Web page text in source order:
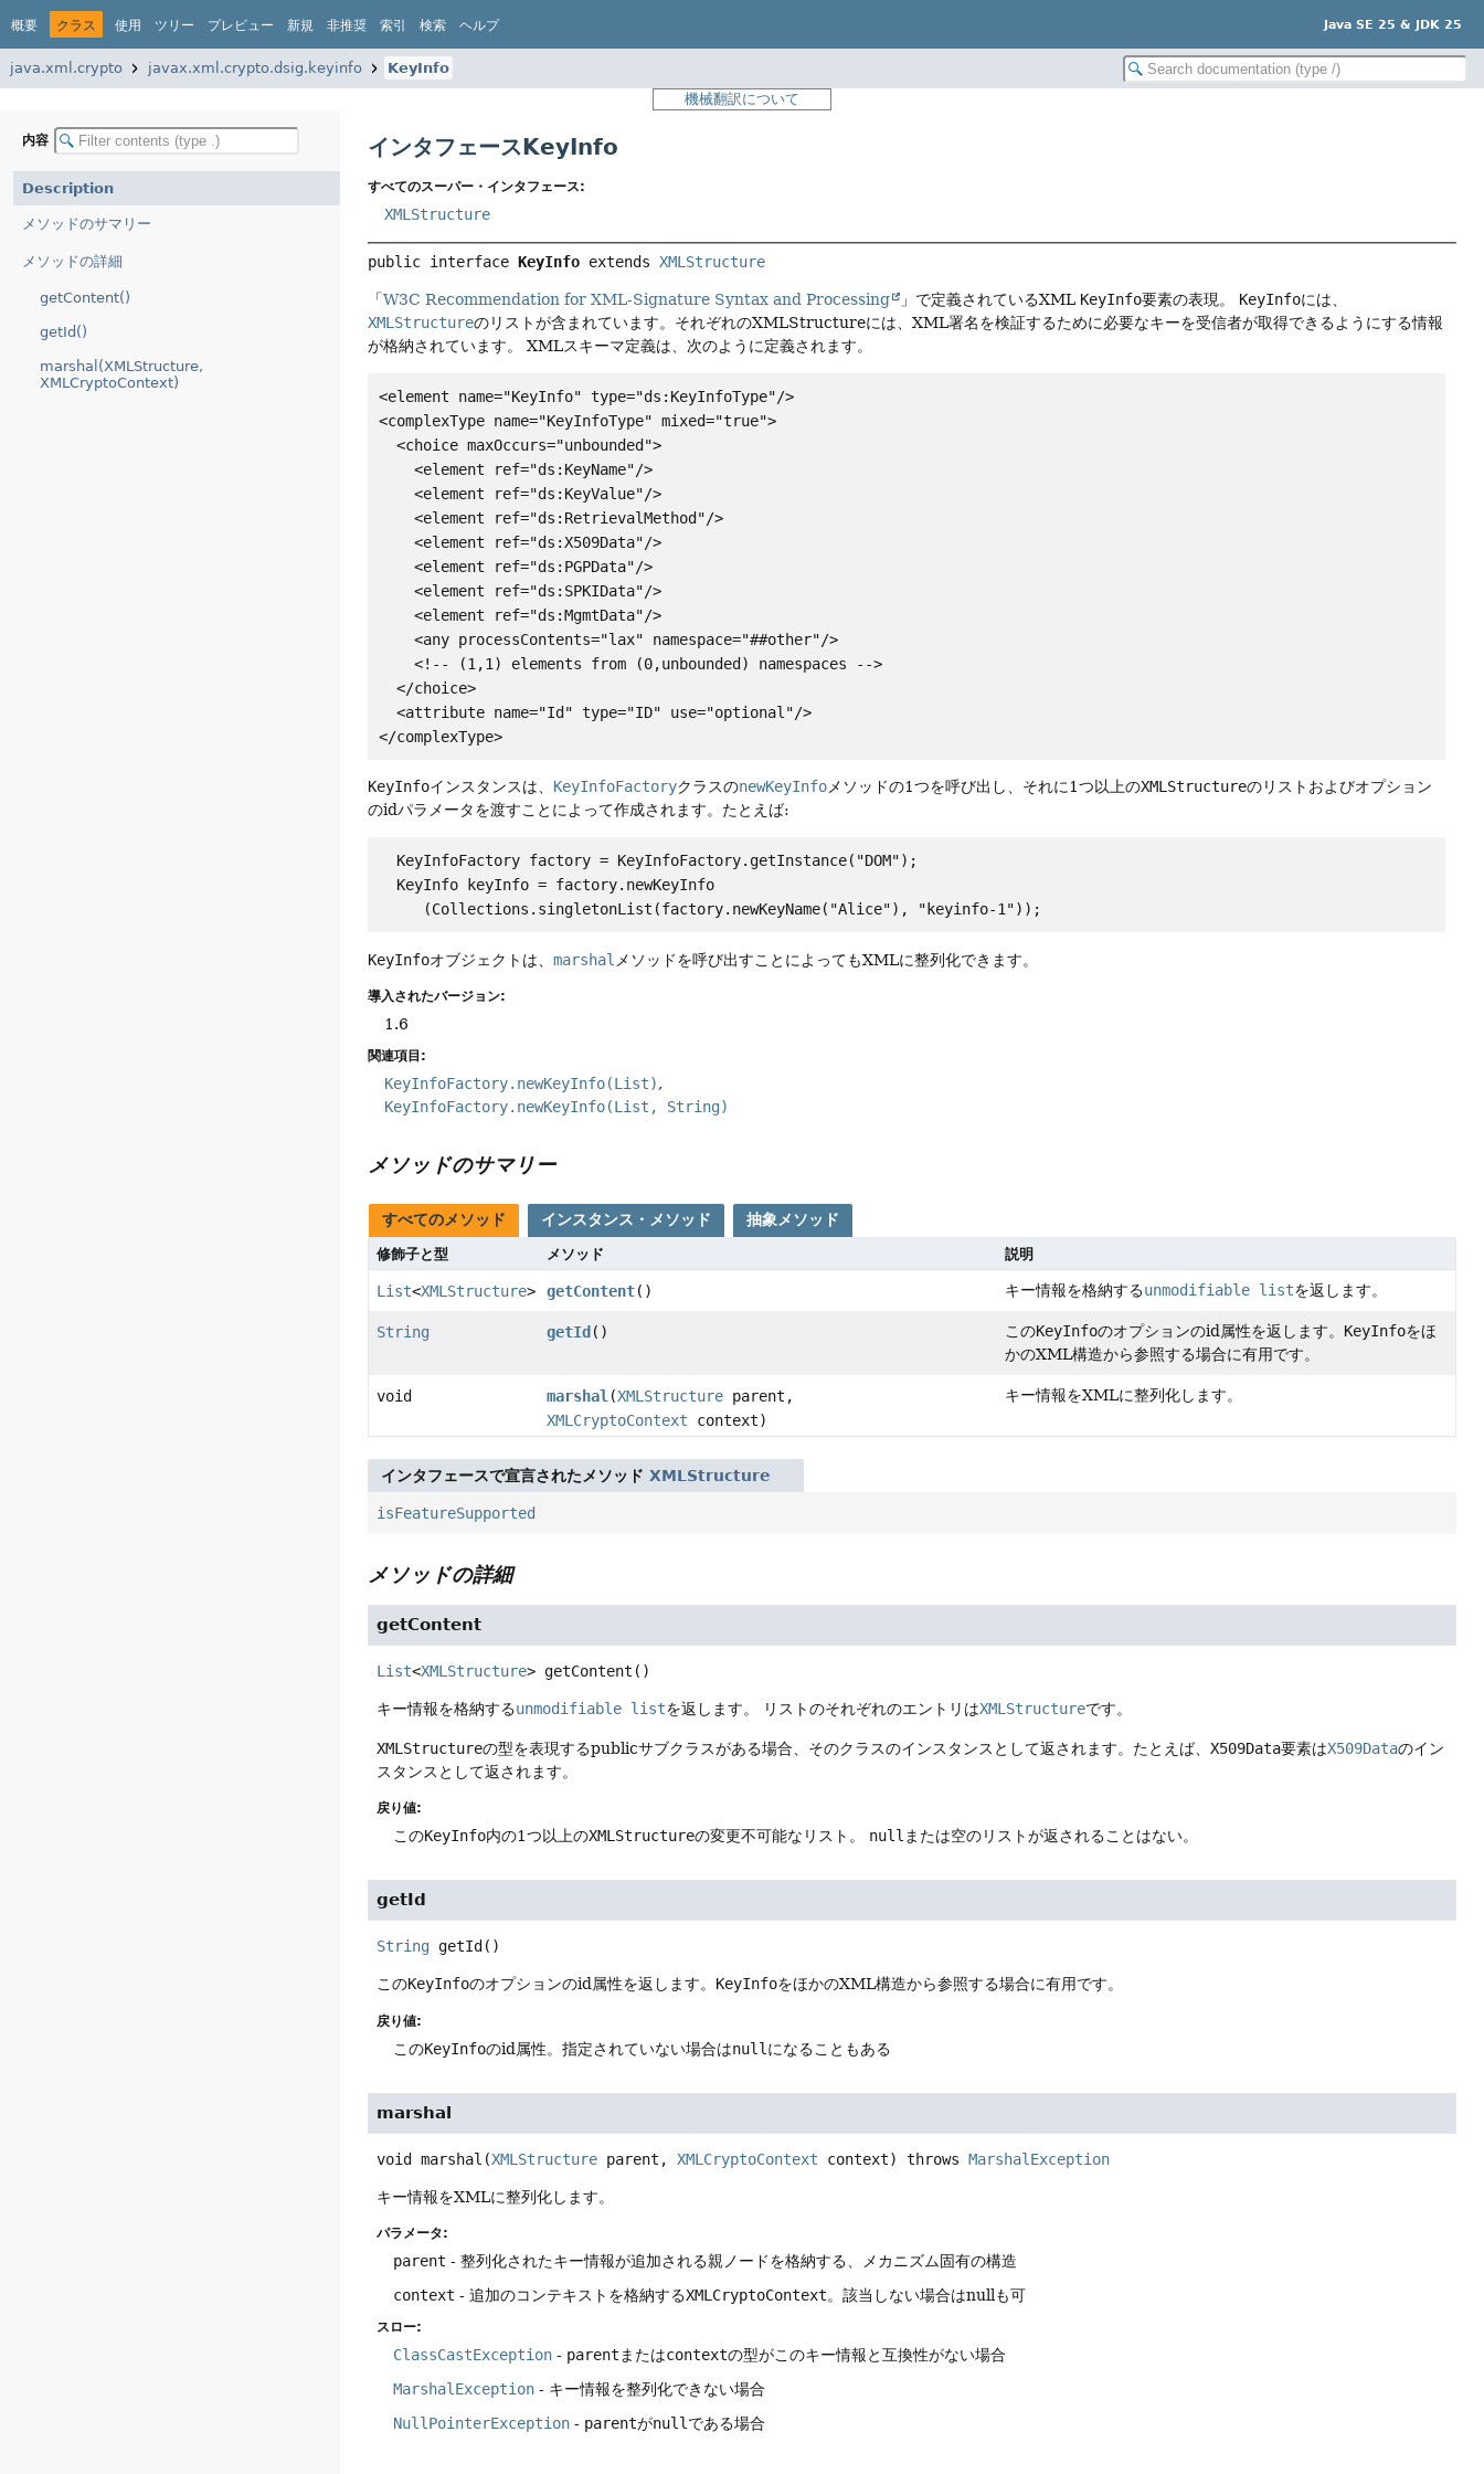
概要 クラス 使用 ツリー プレビュー 新規 非推奨 索引 検索 ヘルプ Java SE 25 & JDK 25
java.xml.crypto javax.xml.crypto.dsig.keyinfo
KeyInfo
機械翻訳について
内容
Description
メソッドのサマリー
メソッドの詳細
getContent()
getId()
marshal(XMLStructure,
XMLCryptoContext)
インタフェースKeyInfo
すべてのスーパー・インタフェース:
XMLStructure
public interface KeyInfo extends XMLStructure
「W3C Recommendation for XML-Signature Syntax and Processing 」で定義されているXML KeyInfo要素の表現。 KeyInfoには、
XMLStructureのリストが含まれています。それぞれのXMLStructureには、XML署名を検証するために必要なキーを受信者が取得できるようにする情報
が格納されています。
XMLスキーマ定義は、次のように定義されます。
<element name="KeyInfo" type="ds:KeyInfoType"/>
<complexType name="KeyInfoType" mixed="true">
  <choice maxOccurs="unbounded">
    <element ref="ds:KeyName"/>
    <element ref="ds:KeyValue"/>
    <element ref="ds:RetrievalMethod"/>
    <element ref="ds:X509Data"/>
    <element ref="ds:PGPData"/>
    <element ref="ds:SPKIData"/>
    <element ref="ds:MgmtData"/>
    <any processContents="lax" namespace="##other"/>
    <!-- (1,1) elements from (0,unbounded) namespaces -->
  </choice>
  <attribute name="Id" type="ID" use="optional"/>
KeyInfoインスタンスは、 KeyInfoFactoryクラスのnewKeyInfoメソッドの1つを呼び出し、それに1つ以上のXMLStructureのリストおよびオプション
のidパラメータを渡すことによって作成されます。たとえば:
  KeyInfoFactory factory = KeyInfoFactory.getInstance("DOM");
  KeyInfo keyInfo = factory.newKeyInfo
KeyInfoオブジェクトは、marshal メソッドを呼び出すことによってもXMLに整列化できます。
導入されたバージョン:
1.6
関連項目:
KeyInfoFactory.newKeyInfo(List)
KeyInfoFactory.newKeyInfo(List, String)
メソッドのサマリー
すべてのメソッド インスタンス・メソッド 抽象メソッド
修飾子と型 メソッド 説明
List<XMLStructure> getContent() キー情報を格納するunmodifiable listを返します。
String getId () このKeyInfoのオプションのid属性を返します。 KeyInfoをほ
かのXML構造から参照する場合に有用です。
void marshal(XMLStructure parent,
XMLCryptoContext context)
キー情報をXMLに整列化します。
インタフェースで宣言されたメソッドXMLStructure
isFeatureSupported
メソッドの詳細
getContent
List<XMLStructure> getContent ()
キー情報を格納するunmodifiable listを返します。 リストのそれぞれのエントリはXMLStructureです。
XMLStructureの型を表現するpublicサブクラスがある場合、そのクラスのインスタンスとして返されます。たとえば、X509Data要素はX509Dataのイン
スタンスとして返されます。
戻り値:
このKeyInfo内の1つ以上のXMLStructureの変更不可能なリスト。 nullまたは空のリストが返されることはない。
getId
String getId ()
このKeyInfoのオプションのid属性を返します。 KeyInfoをほかのXML構造から参照する場合に有用です。
戻り値:
このKeyInfoのid属性。指定されていない場合はnull になることもある
marshal
void marshal (XMLStructure parent, XMLCryptoContext context) throws MarshalException
キー情報をXMLに整列化します。
パラメータ:
parent - 整列化されたキー情報が追加される親ノードを格納する、メカニズム固有の構造
context - 追加のコンテキストを格納するXMLCryptoContext。該当しない場合はnullも可
スロー:
ClassCastException - parent またはcontextの型がこのキー情報と互換性がない場合
MarshalException - キー情報を整列化できない場合
NullPointerException - parentがnull である場合